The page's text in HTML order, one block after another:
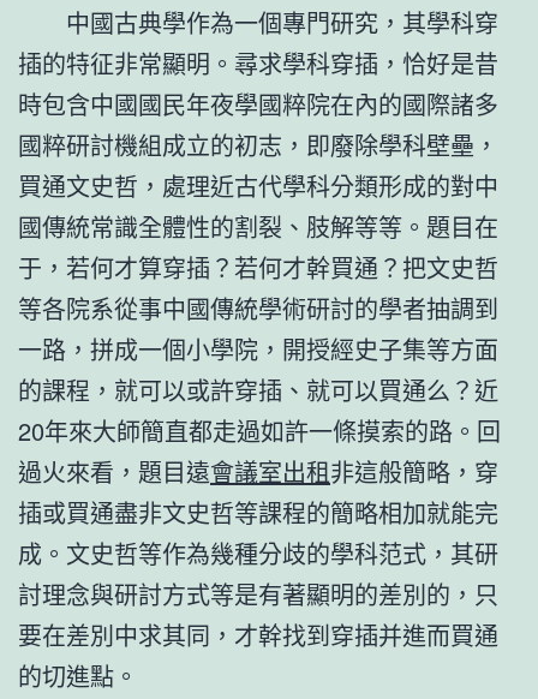
中國古典學作為一個專門研究，其學科穿
插的特征非常顯明。尋求學科穿插，恰好是昔
時包含中國國民年夜學國粹院在內的國際諸多
國粹研討機組成立的初志，即廢除學科壁壘，
買通文史哲，處理近古代學科分類形成的對中
國傳統常識全體性的割裂、肢解等等。題目在
于，若何才算穿插？若何才幹買通？把文史哲
等各院系從事中國傳統學術研討的學者抽調到
一路，拼成一個小學院，開授經史子集等方面
的課程，就可以或許穿插、就可以買通么？近
20年來大師簡直都走過如許一條摸索的路。回
過火來看，題目遠會議室出租非這般簡略，穿
插或買通盡非文史哲等課程的簡略相加就能完
成。文史哲等作為幾種分歧的學科范式，其研
討理念與研討方式等是有著顯明的差別的，只
要在差別中求其同，才幹找到穿插并進而買通
的切進點。